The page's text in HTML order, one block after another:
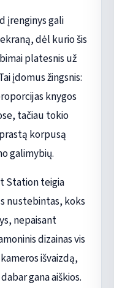
įrenginys gali
dėl kurio šis
platesnis už
įdomus žingsnis:
knygos
tačiau tokio
korpusą
galimybių.
Station teigia
nustebintas, koks
nepaisant
dizainas vis
išvaizdą,
gana aiškios.